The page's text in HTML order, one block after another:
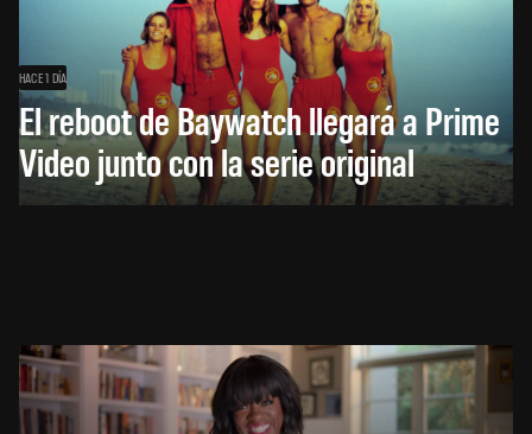
HACE 1 DÍA
El reboot de Baywatch llegará a Prime
Video junto con la serie original